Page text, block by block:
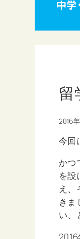
留
2016
今回
かつ
を設
え
きま
い、